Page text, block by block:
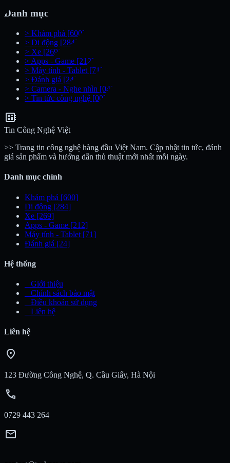
Danh mục
> Khám phá [600]
> Di động [284]
> Xe [269]
> Apps - Game [212]
> Máy tính - Tablet [71]
> Đánh giá [24]
> Camera - Nghe nhìn [04]
> Tin tức công nghệ [00]
developer_board
Tin Công Nghệ Việt
>> Trang tin công nghệ hàng đầu Việt Nam. Cập nhật tin tức, đánh
giá sản phẩm và hướng dẫn thủ thuật mới nhất mỗi ngày.
Danh mục chính
Khám phá [600]
Di động [284]
Xe [269]
Apps - Game [212]
Máy tính - Tablet [71]
Đánh giá [24]
Hệ thống
Giới thiệu
Chính sách bảo mật
Điều khoản sử dụng
Liên hệ
Liên hệ
location_on
123 Đường Công Nghệ, Q. Cầu Giấy, Hà Nội
call
0729 443 264
mail